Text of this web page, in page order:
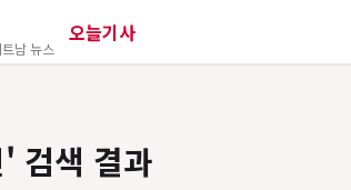
남 뉴스
오늘기사
검색 결과